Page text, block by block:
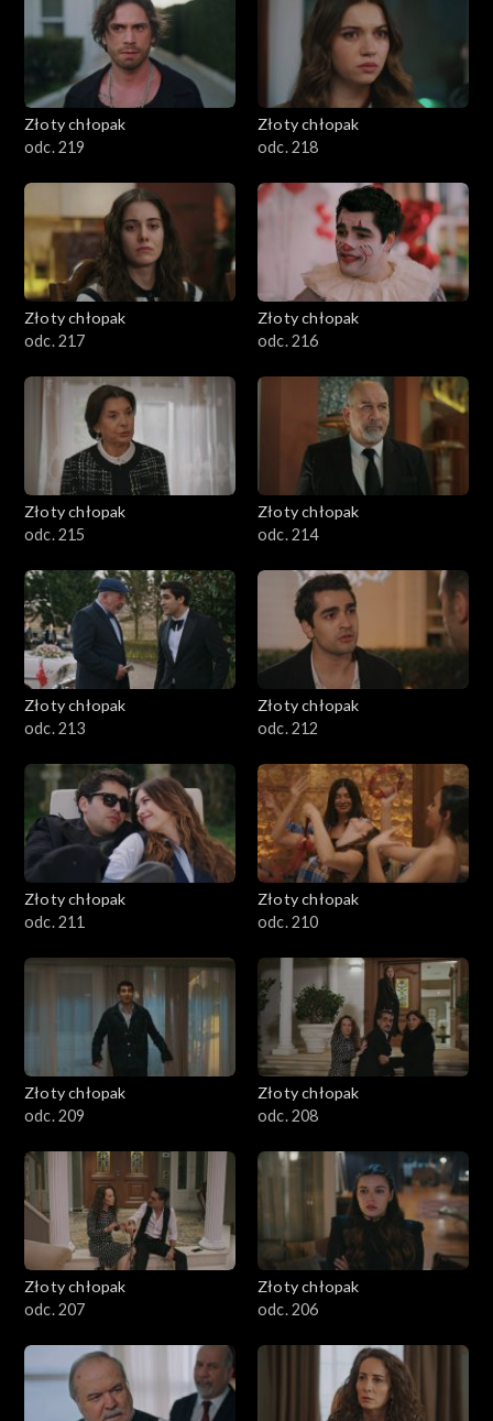
Złoty chłopak
odc. 219
Złoty chłopak
odc. 218
Złoty chłopak
odc. 217
Złoty chłopak
odc. 216
Złoty chłopak
odc. 215
Złoty chłopak
odc. 214
Złoty chłopak
odc. 213
Złoty chłopak
odc. 212
Złoty chłopak
odc. 211
Złoty chłopak
odc. 210
Złoty chłopak
odc. 209
Złoty chłopak
odc. 208
Złoty chłopak
odc. 207
Złoty chłopak
odc. 206